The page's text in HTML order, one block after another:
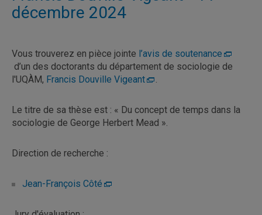
décembre 2024
Vous trouverez en pièce jointe l’avis de soutenance
d’un des doctorants du département de sociologie de
l'UQÀM, Francis Douville Vigeant .
Le titre de sa thèse est : « Du concept de temps dans la
sociologie de George Herbert Mead ».
Direction de recherche :
Jean-François Côté